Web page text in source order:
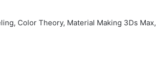
Color Theory, Material Making 3Ds Max,